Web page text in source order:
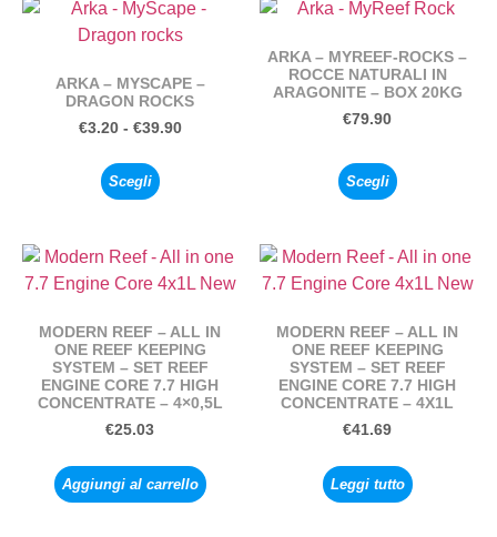
ARKA – MYSCAPE –
DRAGON ROCKS
€3.20 - €39.90
Scegli
ARKA – MYREEF-ROCKS –
ROCCE NATURALI IN
ARAGONITE – BOX 20KG
€79.90
Scegli
MODERN REEF – ALL IN
ONE REEF KEEPING
SYSTEM – SET REEF
ENGINE CORE 7.7 HIGH
CONCENTRATE – 4×0,5L
€25.03
Aggiungi al carrello
MODERN REEF – ALL IN
ONE REEF KEEPING
SYSTEM – SET REEF
ENGINE CORE 7.7 HIGH
CONCENTRATE – 4X1L
€41.69
Leggi tutto